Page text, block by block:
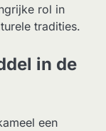
rol in
tradities.
in de
een